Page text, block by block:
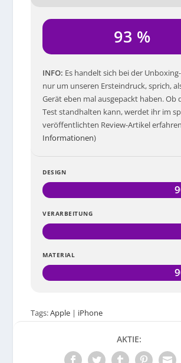
93 %
INFO Es handelt sich bei der
nur um unseren Ersteindruck, sprich,
Gerät eben mal ausgepackt haben. Ob
Test standhalten kann, werdet ihr im
veröffentlichten Review-Artikel
Informationen)
DESIGN
VERARBEITUNG
MATERIAL
Tags:Apple | iPhone
AKTIE: